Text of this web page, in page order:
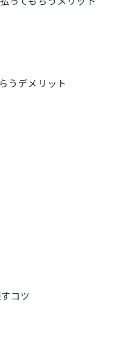
うデメリット
コツ